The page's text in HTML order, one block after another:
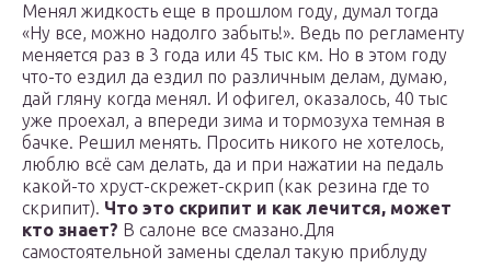
Менял жидкость еще в прошлом году, думал тогда
«Ну все, можно надолго забыть!». Ведь по регламенту
меняется раз в 3 года или 45 тыс км. Но в этом году
что-то ездил да ездил по различным делам, думаю,
дай гляну когда менял. И офигел, оказалось, 40 тыс
уже проехал, а впереди зима и тормозуха темная в
бачке. Решил менять. Просить никого не хотелось,
люблю всё сам делать, да и при нажатии на педаль
какой-то хруст-скрежет-скрип (как резина где то
скрипит). Что это скрипит и как лечится, может
кто знает? В салоне все смазано.Для
самостоятельной замены сделал такую приблуду